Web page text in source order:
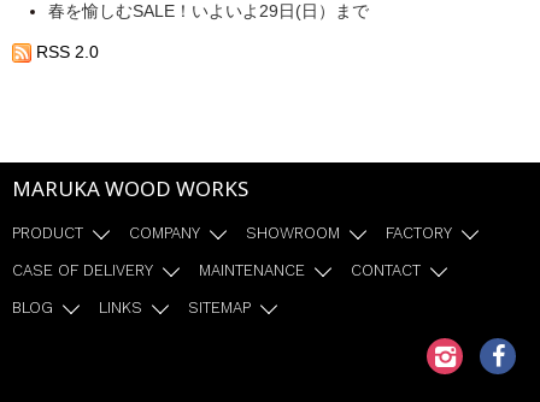
春を愉しむSALE！いよいよ29日(日）まで
RSS 2.0
MARUKA WOOD WORKS
PRODUCT COMPANY SHOWROOM FACTORY
CASE OF DELIVERY MAINTENANCE CONTACT
BLOG LINKS SITEMAP